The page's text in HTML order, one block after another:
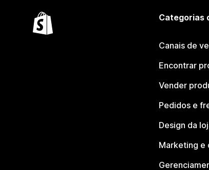
Categorias
Canais de
Encontrar
Vender
Pedidos e
Design da
Marketing e